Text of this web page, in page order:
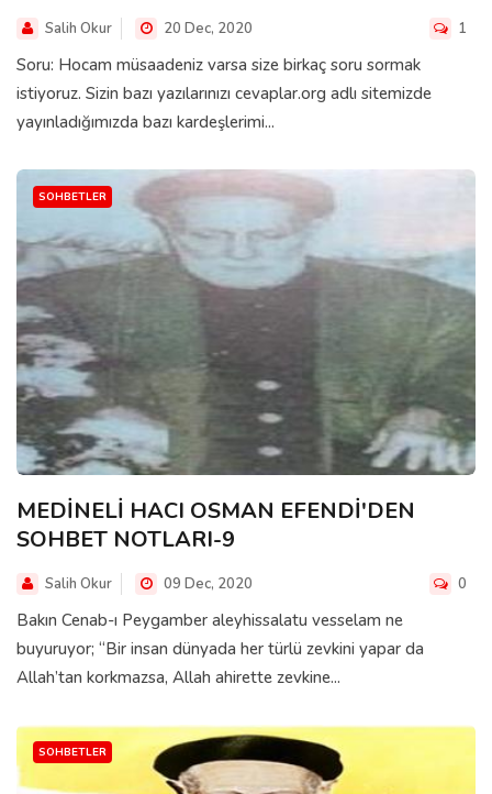
Salih Okur 20 Dec, 2020 1
Soru: Hocam müsaadeniz varsa size birkaç soru sormak
istiyoruz. Sizin bazı yazılarınızı cevaplar.org adlı sitemizde
yayınladığımızda bazı kardeşlerimi...
SOHBETLER
MEDİNELİ HACI OSMAN EFENDİ'DEN
SOHBET NOTLARI-9
Salih Okur 09 Dec, 2020 0
Bakın Cenab-ı Peygamber aleyhissalatu vesselam ne
buyuruyor; “Bir insan dünyada her türlü zevkini yapar da
Allah’tan korkmazsa, Allah ahirette zevkine...
SOHBETLER